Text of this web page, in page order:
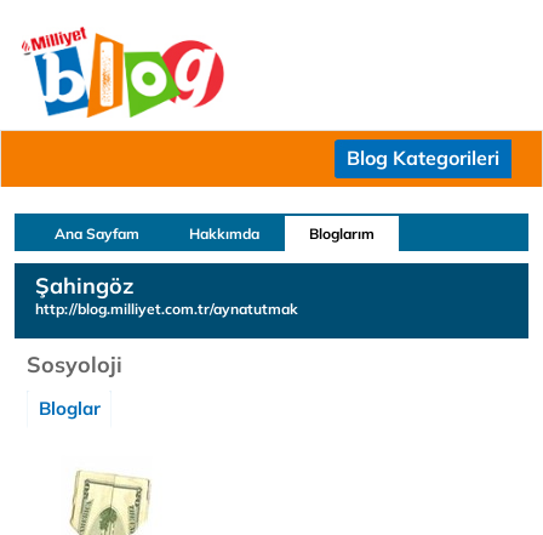
Blog Kategorileri
Ana Sayfam Hakkımda Bloglarım
Şahingöz
http://blog.milliyet.com.tr/aynatutmak
Sosyoloji
Bloglar